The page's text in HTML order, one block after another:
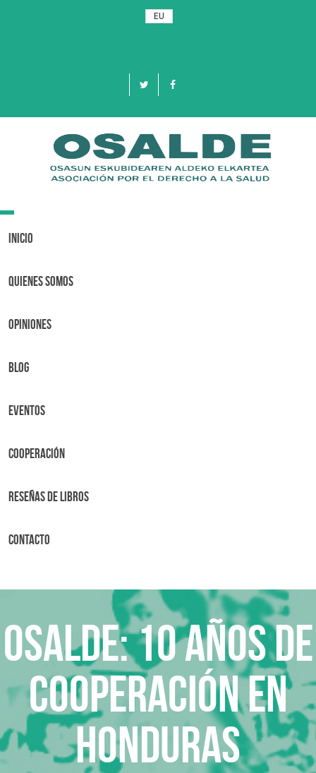
EU
Toggle
Inicio
Quienes Somos
OPINIONES
BLOG
Eventos
Cooperación
Reseñas de libros
Contacto
Osalde: 10 años de
cooperación en
Honduras